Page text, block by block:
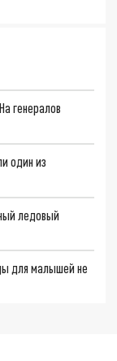
генералов
один из
ледовый
для малышей не